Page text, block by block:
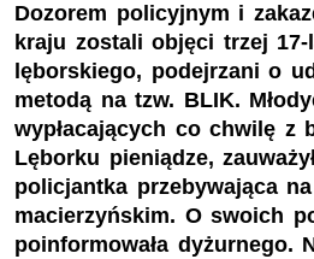
Dozorem policyjnym i
kraju zostali objęci trzej
lęborskiego, podejrzani o
metodą na tzw. BLIK.
wypłacających co chwilę z
Lęborku pieniądze,
policjantka przebywająca
macierzyńskim. O swoich
poinformowała dyżurnego.